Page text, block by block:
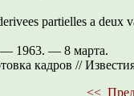
partielles a
— 1963. — 8 марта.
кадров //
<<